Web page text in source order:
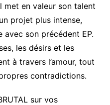
met en valeur son talent
projet plus intense,
avec son précédent EP.
les désirs et les
à travers l’amour, tout
contradictions.
sur vos